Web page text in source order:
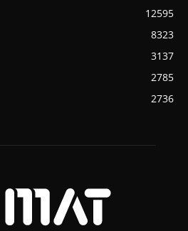
12595
8323
3137
2785
2736